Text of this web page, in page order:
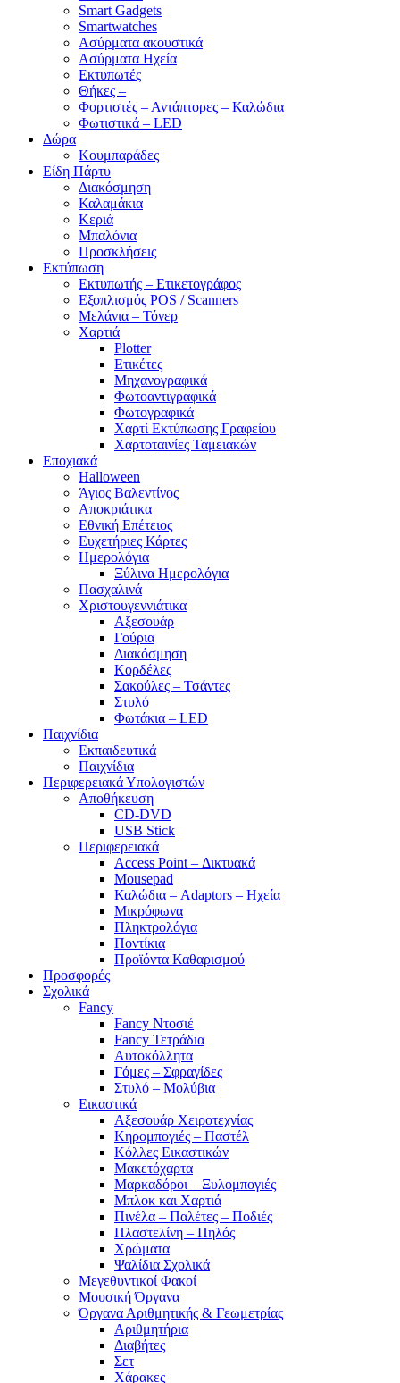
Smart Gadgets
Smartwatches
Ασύρματα ακουστικά
Ασύρματα Ηχεία
Εκτυπωτές
Θήκες –
Φορτιστές – Αντάπτορες – Καλώδια
Φωτιστικά – LED
Δώρα
Κουμπαράδες
Είδη Πάρτυ
Διακόσμηση
Καλαμάκια
Κεριά
Μπαλόνια
Προσκλήσεις
Εκτύπωση
Εκτυπωτής – Ετικετογράφος
Εξοπλισμός POS / Scanners
Μελάνια – Τόνερ
Χαρτιά
Plotter
Ετικέτες
Μηχανογραφικά
Φωτοαντιγραφικά
Φωτογραφικά
Χαρτί Εκτύπωσης Γραφείου
Χαρτοταινίες Ταμειακών
Εποχιακά
Halloween
Άγιος Βαλεντίνος
Αποκριάτικα
Εθνική Επέτειος
Ευχετήριες Κάρτες
Ημερολόγια
Ξύλινα Ημερολόγια
Πασχαλινά
Χριστουγεννιάτικα
Αξεσουάρ
Γούρια
Διακόσμηση
Κορδέλες
Σακούλες – Τσάντες
Στυλό
Φωτάκια – LED
Παιχνίδια
Εκπαιδευτικά
Παιχνίδια
Περιφερειακά Υπολογιστών
Αποθήκευση
CD-DVD
USB Stick
Περιφερειακά
Access Point – Δικτυακά
Mousepad
Καλώδια – Adaptors – Ηχεία
Μικρόφωνα
Πληκτρολόγια
Ποντίκια
Προϊόντα Καθαρισμού
Προσφορές
Σχολικά
Fancy
Fancy Ντοσιέ
Fancy Τετράδια
Αυτοκόλλητα
Γόμες – Σφραγίδες
Στυλό – Μολύβια
Εικαστικά
Αξεσουάρ Χειροτεχνίας
Κηρομπογιές – Παστέλ
Κόλλες Εικαστικών
Μακετόχαρτα
Μαρκαδόροι – Ξυλομπογιές
Μπλοκ και Χαρτιά
Πινέλα – Παλέτες – Ποδιές
Πλαστελίνη – Πηλός
Χρώματα
Ψαλίδια Σχολικά
Μεγεθυντικοί Φακοί
Μουσική Όργανα
Όργανα Αριθμητικής & Γεωμετρίας
Αριθμητήρια
Διαβήτες
Σετ
Χάρακες